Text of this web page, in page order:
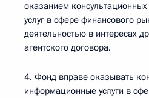
оказанием
услуг в сфере финансового
деятельностью в интересах
агентского договора.
4. Фонд вправе оказывать
информационные услуги в